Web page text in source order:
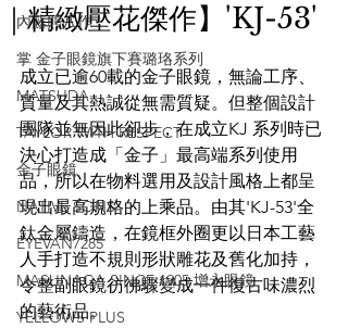
內藤熊八作
掌 金子眼鏡旗下賽璐珞系列
MATSUDA
TAYLOR WITH RESPECT
金子眼鏡
NATIVE SONS
EYEVAN7285
MASUNAGA SINCE 1905 增永眼鏡
YELLOWS PLUS
｜精緻壓花傑作】'KJ-53'
成立已逾60載的金子眼鏡，無論工序、
質量及其熱誠從無需質疑。但整個設計
團隊並無因此卻步，在成立KJ 系列時已
決心打造成「金子」最高端系列使用
品，所以在物料選用及設計風格上都呈
現出最高規格的上乘品。由其'KJ-53'全
鈦金屬鑄造，在鏡框外圈更以日本工藝
人手打造不規則形狀雕花及舊化加持，
令整副眼鏡彷彿驟變成一件復古味濃烈
的藝術品。